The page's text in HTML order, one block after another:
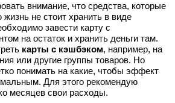
внимание, что средства, которые
не стоит хранить в виде
завести карту с
на остаток и хранить деньги там.
карты с кэшбэком, например, на
или другие группы товаров. Но
понимать на какие, чтобы эффект
Для этого рекомендую
месяцев свои расходы.